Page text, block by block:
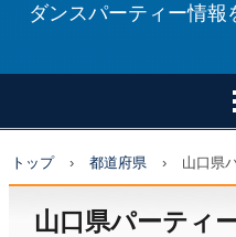
ダンスパーティー情報
トップ › 都道府県 › 山口県
山口県パーティ